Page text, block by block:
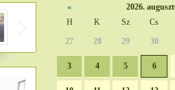
« 2026.
H
K Sz Cs
27
28 29 30
3 4 5 6